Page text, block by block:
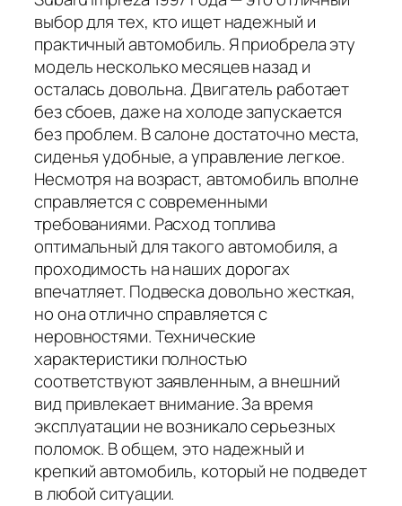
выбор для тех, кто ищет надежный и
практичный автомобиль. Я приобрела эту
модель несколько месяцев назад и
осталась довольна. Двигатель работает
без сбоев, даже на холоде запускается
без проблем. В салоне достаточно места,
сиденья удобные, а управление легкое.
Несмотря на возраст, автомобиль вполне
справляется с современными
требованиями. Расход топлива
оптимальный для такого автомобиля, а
проходимость на наших дорогах
впечатляет. Подвеска довольно жесткая,
но она отлично справляется с
неровностями. Технические
характеристики полностью
соответствуют заявленным, а внешний
вид привлекает внимание. За время
эксплуатации не возникало серьезных
поломок. В общем, это надежный и
крепкий автомобиль, который не подведет
в любой ситуации.